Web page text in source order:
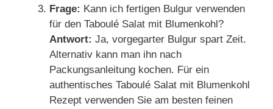
Frage: Kann ich fertigen Bulgur verwenden
für den Taboulé Salat mit Blumenkohl?
Antwort: Ja, vorgegarter Bulgur spart Zeit.
Alternativ kann man ihn nach
Packungsanleitung kochen. Für ein
authentisches Taboulé Salat mit Blumenkohl
Rezept verwenden Sie am besten feinen